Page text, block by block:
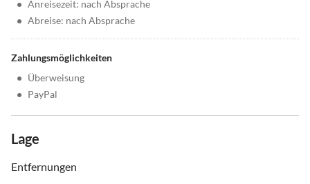
• Anreisezeit: nach Absprache
• Abreise: nach Absprache
Zahlungsmöglichkeiten
• Überweisung
• PayPal
Lage
Entfernungen